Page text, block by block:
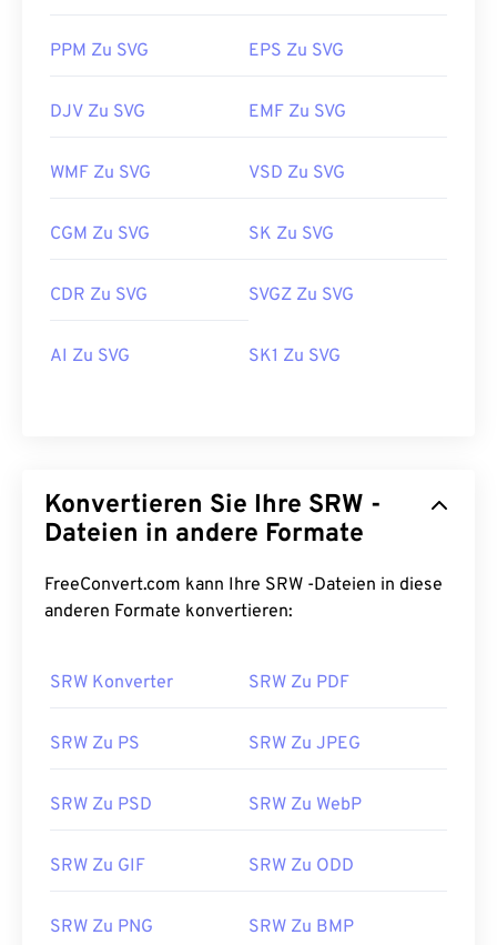
PPM Zu SVG EPS Zu SVG
DJV Zu SVG EMF Zu SVG
WMF Zu SVG VSD Zu SVG
CGM Zu SVG SK Zu SVG
CDR Zu SVG SVGZ Zu SVG
AI Zu SVG SK1 Zu SVG
Konvertieren Sie Ihre SRW -
Dateien in andere Formate
FreeConvert.com kann Ihre SRW -Dateien in diese
anderen Formate konvertieren:
SRW Konverter SRW Zu PDF
SRW Zu PS SRW Zu JPEG
SRW Zu PSD SRW Zu WebP
SRW Zu GIF SRW Zu ODD
SRW Zu PNG SRW Zu BMP